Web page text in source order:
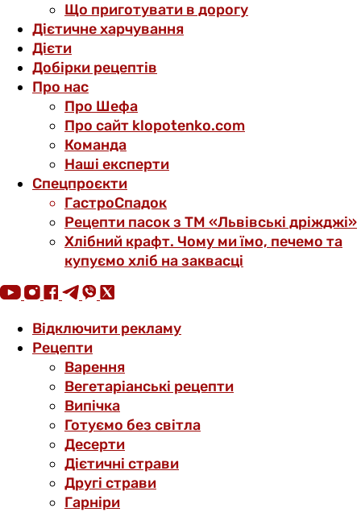
Що приготувати в дорогу
Дієтичне харчування
Дієти
Добірки рецептів
Про нас
Про Шефа
Про сайт klopotenko.com
Команда
Наші експерти
Спецпроєкти
ГастроСпадок
Рецепти пасок з ТМ «Львівські дріжджі»
Хлібний крафт. Чому ми їмо, печемо та
купуємо хліб на заквасці
Відключити рекламу
Рецепти
Варення
Вегетаріанські рецепти
Випічка
Готуємо без світла
Десерти
Дієтичні страви
Другі страви
Гарніри